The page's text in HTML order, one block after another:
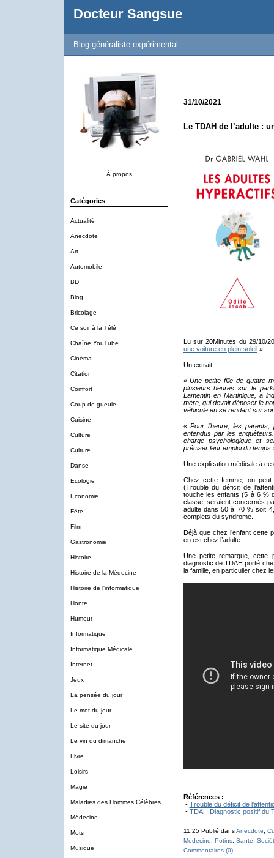
Docteur Sangsue
Blog généraliste expérimental
À propos
Catégories
Actualité
Anecdote
Art
Automobile
BD
Blog
Bricolage
Ce soir à la Télé
Chaîne YouTube
Cinéma
Citation
Comfort
Coup de gueule
Cuisine
Culture
Culture
Danse
Ecologie
Economie
Fête
Film
Gastronomie
Histoire
Histoire de la Médecine
Histoire de l'informatique
Honte
Humour
Informatique
Informatique Médicale
Internet
Jeux
La pensée du jour
Le mot du jour
Le site du jour
Le vin du dimanche
Livre
Loisirs
Magie
Maladies des Hommes Célèbres
Médecine
Mots
Musique
31/10/2021
Le TDAH de l’adulte :
Lu sur 20Minutes du 29/10/
une voiture en plein soleil»
Un extrait :
« Une petite fille de quatre
plusieurs heures sur le
Lamentin en Martinique, a
mère, qui devait déposer le
véhicule en se rendant sur
« Pour l’heure, les parents,
entendus par les
charge psychologique et
préciser leur emploi du temps
Une explication médicale à ce
Chez cette femme, on
(Trouble du déficit de
touche les enfants (5 à 6 %
classe, seraient concernés
adulte dans 50 à 70 % soit
complets du syndrome.
Déjà que chez l’enfant cette
en est chez l’adulte.
Une petite remarque, cette
diagnostic de TDAH porté
la famille, en particulier chez
Références :
- Trouble du déficit de
- TDAH Diagnostic positif du
11:25 Publié dansAnecdote
Médecine
Potins, Santé
Commentaires (0)